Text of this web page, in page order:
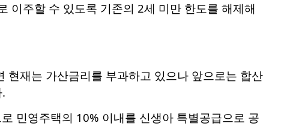
이주할 수 있도록 기존의 2세 미만 한도를 해제해
현재는 가산금리를 부과하고 있으나 앞으로는 합산
민영주택의 10% 이내를 신생아 특별공급으로 공